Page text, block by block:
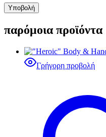
παρόμοια προϊόντα
Γρήγορη προβολή